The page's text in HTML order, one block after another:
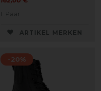
1 Paar
ARTIKEL MERKEN
-20%